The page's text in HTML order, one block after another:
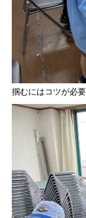
掴むにはコツが必